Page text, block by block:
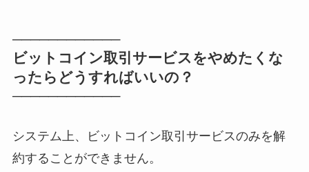
────────────
ビットコイン取引サービスをやめたくな
ったらどうすればいいの？
────────────
システム上、ビットコイン取引サービスのみを解
約することができません。